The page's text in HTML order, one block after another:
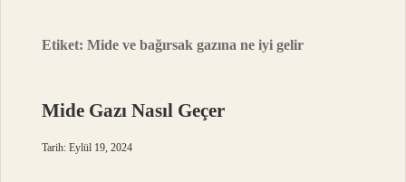
Etiket:Mide ve bağırsak gazına ne iyi gelir
Mide Gazı Nasıl Geçer
Tarih: Eylül 19, 2024